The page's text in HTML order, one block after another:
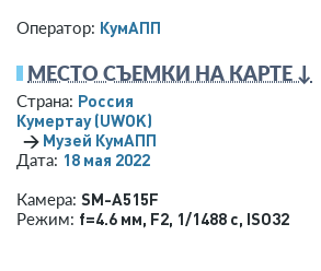
Оператор: КумАПП
МЕСТО СЪЕМКИ НА КАРТЕ ↓
Страна: Россия
Кумертау(UWOK)
→ Музей КумАПП
Дата: 18 мая 2022
Камера: SM-A515F
Режим: f=4.6 мм, F2, 1/1488 с, ISO32